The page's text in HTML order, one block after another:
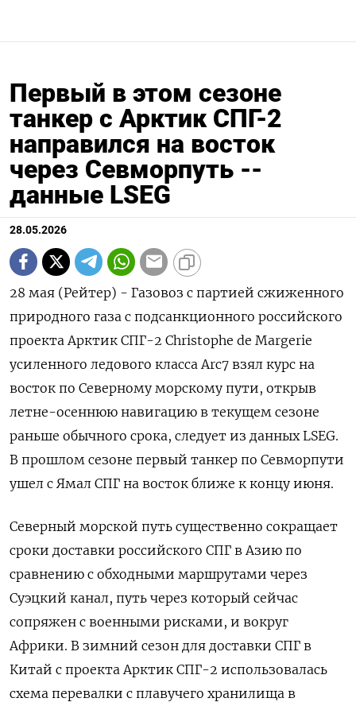
Первый в этом сезоне
танкер с Арктик СПГ-2
направился на восток
через Севморпуть --
данные LSEG
28.05.2026
28 мая (Рейтер) - Газовоз с партией сжиженного
природного газа с подсанкционного российского
проекта Арктик СПГ-2 Сhristophe ‌de Margerie
усиленного ледового класса Arc7 взял курс на
восток по Северному морскому пути, ​открыв
летне-осеннюю навигацию в ​текущем ​сезоне
раньше ⁠обычного срока, следует из данных ‌LSEG.
В прошлом сезоне ‌первый танкер по Севморпути
ушел с Ямал ​СПГ на восток ближе к концу ‌июня.
Северный морской путь существенно сокращает ​
сроки доставки российского СПГ в Азию по
‌сравнению с обходными маршрутами через
Суэцкий канал, путь через который сейчас
сопряжен ​с военными рисками, ​и ‌вокруг
Африки. В зимний сезон для ​доставки СПГ в
Китай с проекта Арктик СПГ-2 использовалась
схема перевалки с плавучего хранилища в